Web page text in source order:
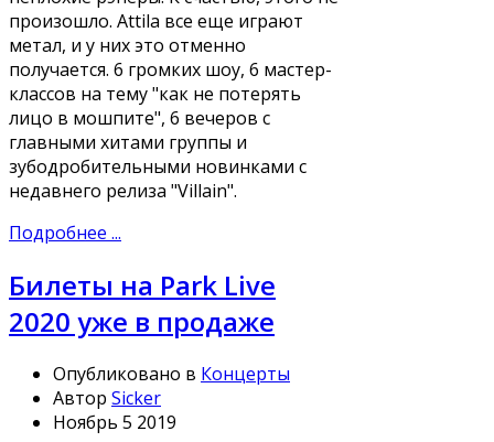
произошло. Attila все еще играют
метал, и у них это отменно
получается. 6 громких шоу, 6 мастер-
классов на тему "как не потерять
лицо в мошпите", 6 вечеров с
главными хитами группы и
зубодробительными новинками с
недавнего релиза "Villain".
Подробнее ...
Билеты на Park Live
2020 уже в продаже
Опубликовано в Концерты
Автор Sicker
Ноябрь 5 2019